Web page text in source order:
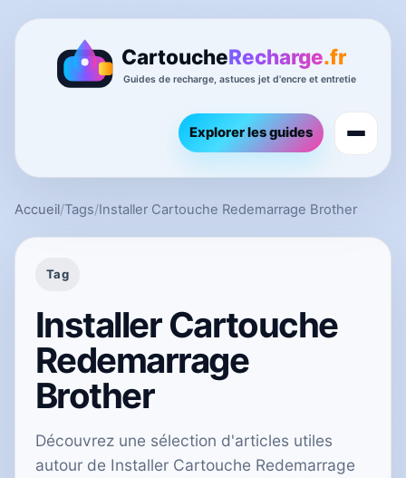
Explorer les guides
Accueil/Tags/Installer Cartouche Redemarrage Brother
Tag
Installer Cartouche
Redemarrage
Brother
Découvrez une sélection d'articles utiles
autour de Installer Cartouche Redemarrage